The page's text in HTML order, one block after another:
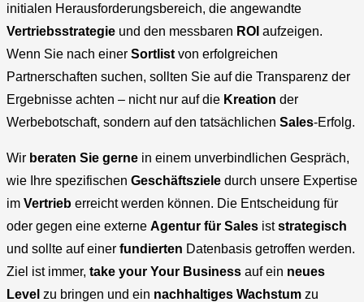
initialen Herausforderungsbereich, die angewandte
Vertriebsstrategie und den messbaren ROI aufzeigen.
Wenn Sie nach einer Sortlist von erfolgreichen
Partnerschaften suchen, sollten Sie auf die Transparenz der
Ergebnisse achten – nicht nur auf die Kreation der
Werbebotschaft, sondern auf den tatsächlichen Sales-Erfolg.
Wir beraten Sie gerne in einem unverbindlichen Gespräch,
wie Ihre spezifischen Geschäftsziele durch unsere Expertise
im Vertrieb erreicht werden können. Die Entscheidung für
oder gegen eine externe Agentur für Sales iststrategisch
und sollte auf einer fundierten Datenbasis getroffen werden.
Ziel ist immer, take your Your Business auf ein neues
Level zu bringen und ein nachhaltiges Wachstum zu